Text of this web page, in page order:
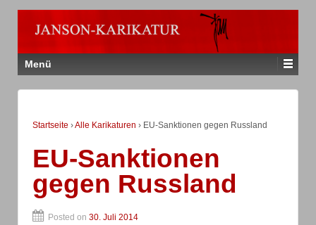
Menü
Startseite ›Alle Karikaturen › EU-Sanktionen gegen Russland
EU-Sanktionen
gegen Russland
Posted on 30. Juli 2014